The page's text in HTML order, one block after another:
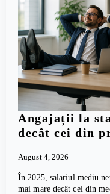
Angajații la
decât cei din
August 4, 2026
În 2025, salariul mediu
mai mare decât cel din